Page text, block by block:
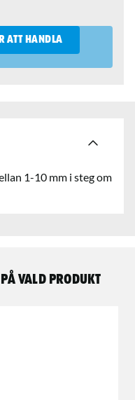
ATT HANDLA
1-10 mm i steg om
på vald produkt